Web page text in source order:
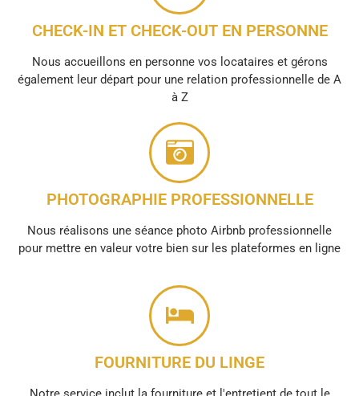
CHECK-IN ET CHECK-OUT EN PERSONNE
Nous accueillons en personne vos locataires et gérons
également leur départ pour une relation professionnelle de A
à Z
PHOTOGRAPHIE PROFESSIONNELLE
Nous réalisons une séance photo Airbnb professionnelle
pour mettre en valeur votre bien sur les plateformes en ligne
FOURNITURE DU LINGE